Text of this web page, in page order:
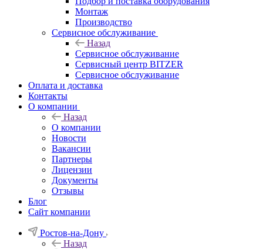
Монтаж
Производство
Сервисное обслуживание
Назад
Сервисное обслуживание
Сервисный центр BITZER
Сервисное обслуживание
Оплата и доставка
Контакты
О компании
Назад
О компании
Новости
Вакансии
Партнеры
Лицензии
Документы
Отзывы
Блог
Сайт компании
Ростов-на-Дону
Назад